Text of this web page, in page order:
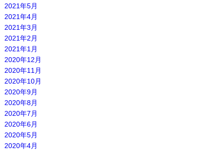
2021年5月
2021年4月
2021年3月
2021年2月
2021年1月
2020年12月
2020年11月
2020年10月
2020年9月
2020年8月
2020年7月
2020年6月
2020年5月
2020年4月